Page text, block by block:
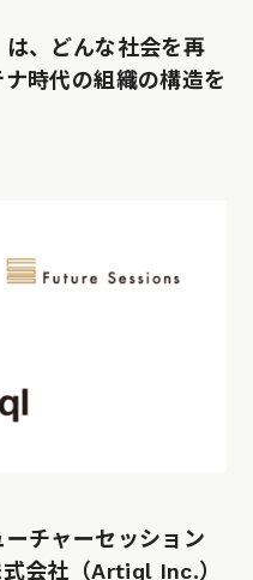
は、どんな社会を再
時代の組織の構造を
ーチャーセッション
会社（Artiql Inc.）